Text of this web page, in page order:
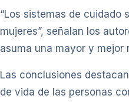
“Los sistemas de
mujeres”, señalan los
asuma una mayor y mejor
Las conclusiones
de vida de las personas